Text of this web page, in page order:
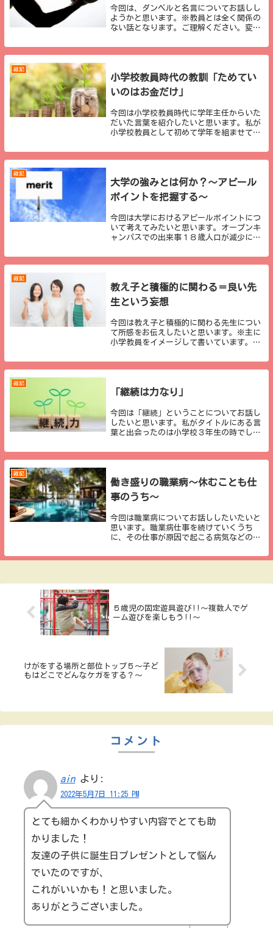
今回は、ダンベルと名言についてお話しし
ようかと思います。※教員とは全く関係の
ない話となります。ご理解ください。変わ
ル」と「名言」についてですが、この2つ
に共通することがおわかりでしょうか。一
雑記
小学校教員時代の教訓「ためてい
いのはお金だけ」
今回は小学校教員時代に学年主任からいた
だいた言葉を紹介したいと思います。私が
小学校教員として初めて学年を組ませてい
うな言葉をいただきました。いただいた当
初は、正直なところ「確かにな」ぐらいに
雑記
大学の強みとは何か？～アピール
ポイントを把握する～
今回は大学におけるアピールポイントにつ
いて考えてみたいと思います。オープンキ
ャンパスでの出来事１８歳人口が減少に向
パスへの熱がさらに高まっております。オ
ープンキャンパスへの参加度が受験とどの
雑記
教え子と積極的に関わる＝良い先
生という妄想
今回は教え子と積極的に関わる先生につい
て所感をお伝えしたいと思います。※主に
小学教員をイメージして書いています。教
的には、「教え子に積極的にかかわる先
生」「面倒見の良い先生」などがいわゆる
雑記
「継続は力なり」
今回は「継続」ということについてお話し
したいと思います。私がタイトルにある言
葉と出会ったのは小学校３年生の時でし
は、水泳を行う際の約束事を全員で読み上
げる習慣があり、一番最後に「継続は力な
雑記
働き盛りの職業病～休むことも仕
事のうち～
今回は職業病についてお話ししたいたいと
思います。職業病仕事を続けていくうち
に、その仕事が原因で起こる病気などのこ
その職業に就いているからこその「癖」の
５歳児の固定遊具遊び!!～複数人でゲ
ーム遊びを楽しもう!!～
けがをする場所と部位トップ５～子ど
もはどこでどんなケガをする？～
コメント
ain より:
2022年5月7日 11:25 PM
とても細かくわかりやすい内容でとても助
かりました！
友達の子供に誕生日プレゼントとして悩ん
でいたのですが、
これがいいかも！と思いました。
ありがとうございました。